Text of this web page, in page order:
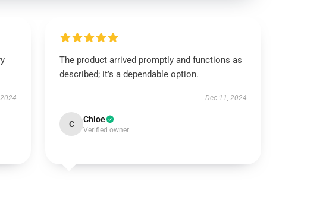
The product arrived promptly and functions as
described; it’s a dependable option.
Dec 11, 2024
C Chloe
Verified owner